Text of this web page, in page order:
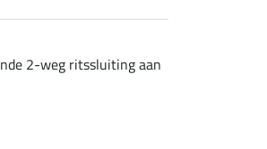
2-weg ritssluiting aan